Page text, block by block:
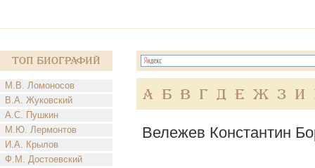
Топ Биографий
М.В. Ломоносов
В.А. Жуковский
А.С. Пушкин
М.Ю. Лермонтов
И.А. Крылов
Ф.М. Достоевский
А Б В Г Д Е Ж З И
Вележев Константин